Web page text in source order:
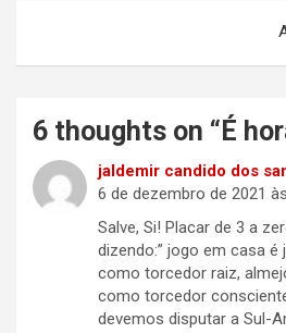
6 thoughts on “ É
jaldemir candido dos
6 de dezembro de 2021
Salve, Si! Placar de 3 a
dizendo:” jogo em casa é
como torcedor raiz,
como torcedor
devemos disputar a Sul-